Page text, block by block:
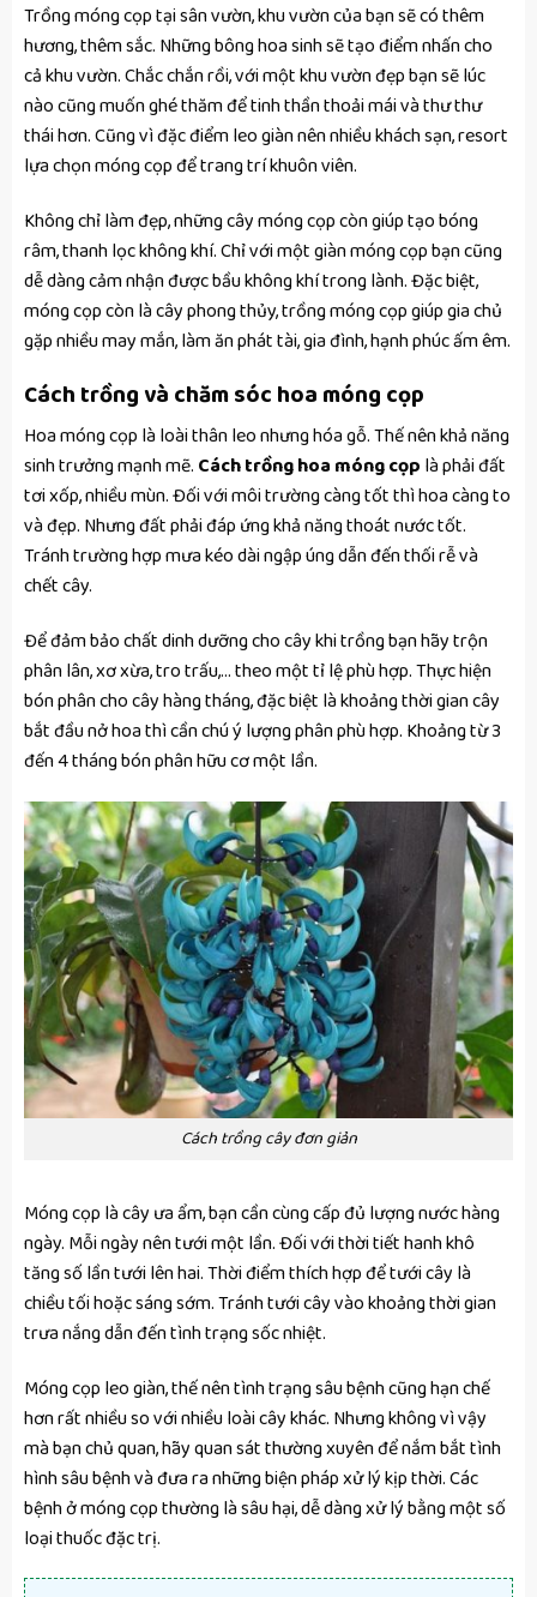
Trồng móng cọp tại sân vườn, khu vườn của bạn sẽ có thêm
hương, thêm sắc. Những bông hoa sinh sẽ tạo điểm nhấn cho
cả khu vườn. Chắc chắn rồi, với một khu vườn đẹp bạn sẽ lúc
nào cũng muốn ghé thăm để tinh thần thoải mái và thư thư
thái hơn. Cũng vì đặc điểm leo giàn nên nhiều khách sạn, resort
lựa chọn móng cọp để trang trí khuôn viên.
Không chỉ làm đẹp, những cây móng cọp còn giúp tạo bóng
râm, thanh lọc không khí. Chỉ với một giàn móng cọp bạn cũng
dễ dàng cảm nhận được bầu không khí trong lành. Đặc biệt,
móng cọp còn là cây phong thủy, trồng móng cọp giúp gia chủ
gặp nhiều may mắn, làm ăn phát tài, gia đình, hạnh phúc ấm êm.
Cách trồng và chăm sóc hoa móng cọp
Hoa móng cọp là loài thân leo nhưng hóa gỗ. Thế nên khả năng
sinh trưởng mạnh mẽ. Cách trồng hoa móng cọp là phải đất
tơi xốp, nhiều mùn. Đối với môi trường càng tốt thì hoa càng to
và đẹp. Nhưng đất phải đáp ứng khả năng thoát nước tốt.
Tránh trường hợp mưa kéo dài ngập úng dẫn đến thối rễ và
chết cây.
Để đảm bảo chất dinh dưỡng cho cây khi trồng bạn hãy trộn
phân lân, xơ xừa, tro trấu,… theo một tỉ lệ phù hợp. Thực hiện
bón phân cho cây hàng tháng, đặc biệt là khoảng thời gian cây
bắt đầu nở hoa thì cần chú ý lượng phân phù hợp. Khoảng từ 3
đến 4 tháng bón phân hữu cơ một lần.
Cách trồng cây đơn giản
Móng cọp là cây ưa ẩm, bạn cần cùng cấp đủ lượng nước hàng
ngày. Mỗi ngày nên tưới một lần. Đối với thời tiết hanh khô
tăng số lần tưới lên hai. Thời điểm thích hợp để tưới cây là
chiều tối hoặc sáng sớm. Tránh tưới cây vào khoảng thời gian
trưa nắng dẫn đến tình trạng sốc nhiệt.
Móng cọp leo giàn, thế nên tình trạng sâu bệnh cũng hạn chế
hơn rất nhiều so với nhiều loài cây khác. Nhưng không vì vậy
mà bạn chủ quan, hãy quan sát thường xuyên để nắm bắt tình
hình sâu bệnh và đưa ra những biện pháp xử lý kịp thời. Các
bệnh ở móng cọp thường là sâu hại, dễ dàng xử lý bằng một số
loại thuốc đặc trị.